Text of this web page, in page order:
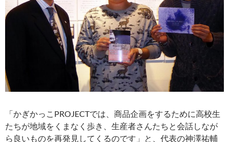
「かぎかっこPROJECTでは、商品企画をするために高校生
たちが地域をくまなく歩き、生産者さんたちと会話しなが
ら良いものを再発見してくるのです」と、代表の神澤祐輔